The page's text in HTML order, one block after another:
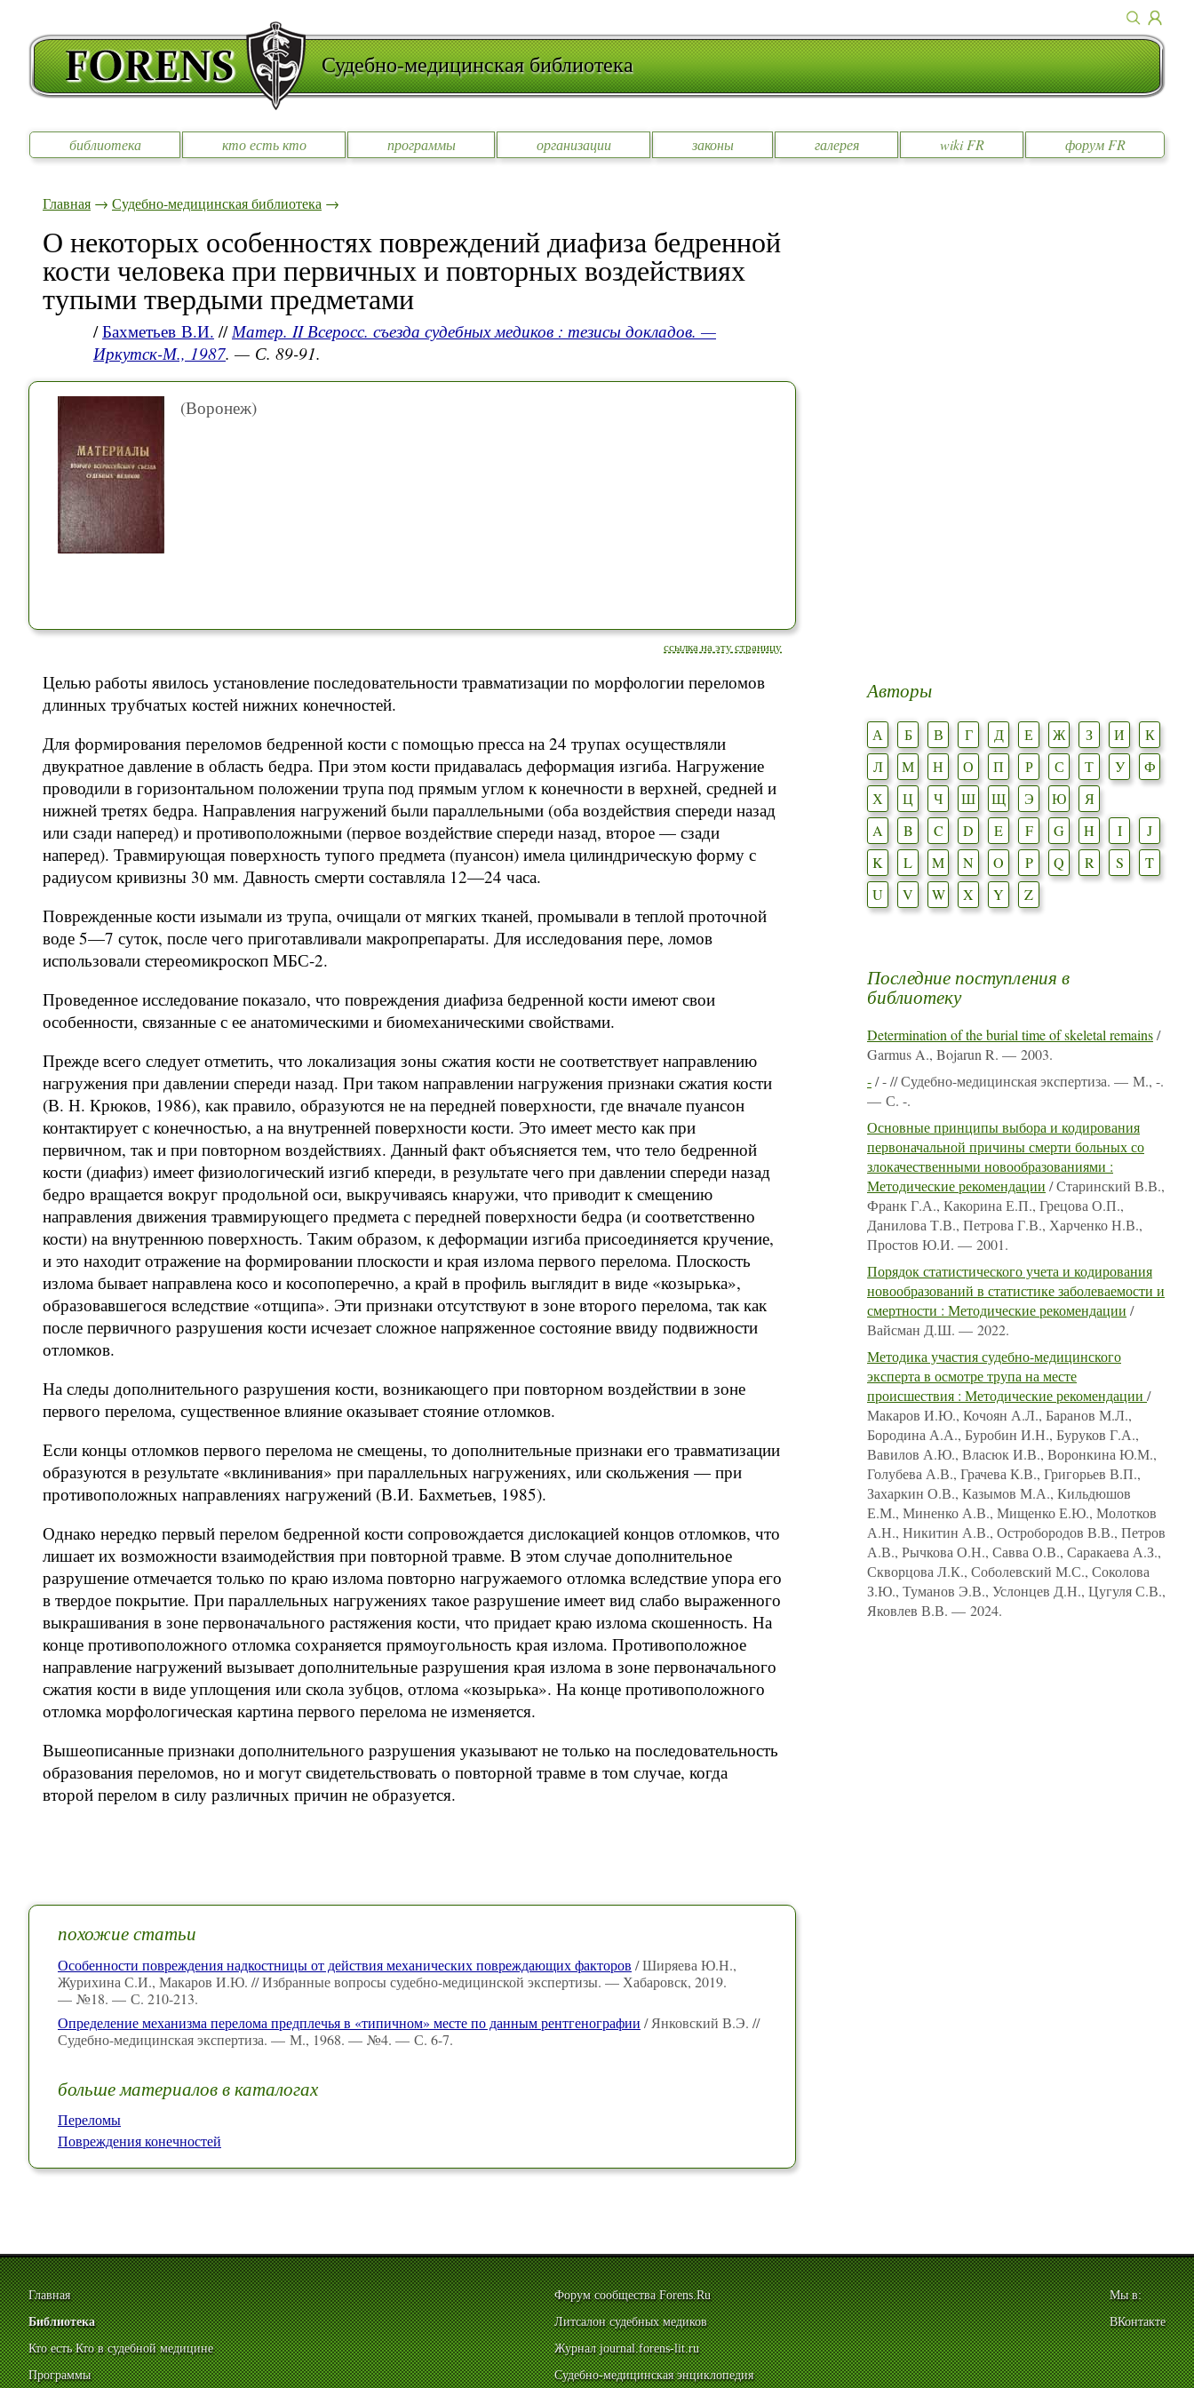
Судебно-медицинская библиотека
библиотека кто есть кто программы организации законы галерея wiki FR форум FR
Главная → Судебно-медицинская библиотека →
О некоторых особенностях повреждений диафиза бедренной
кости человека при первичных и повторных воздействиях
тупыми твердыми предметами
/Бахметьев В.И. //Матер. II Всеросс. съезда судебных медиков : тезисы докладов. —
Иркутск-М., 1987. — С. 89-91.
(Воронеж)
ссылка на эту страницу
Целью работы явилось установление последовательности травматизации по морфологии переломов
длинных трубчатых костей нижних конечностей.
Для формирования переломов бедренной кости с помощью пресса на 24 трупах осуществляли
двукратное давление в область бедра. При этом кости придавалась деформация изгиба. Нагружение
проводили в горизонтальном положении трупа под прямым углом к конечности в верхней, средней и
нижней третях бедра. Направления нагружений были параллельными (оба воздействия спереди назад
или сзади наперед) и противоположными (первое воздействие спереди назад, второе — сзади
наперед). Травмирующая поверхность тупого предмета (пуансон) имела цилиндрическую форму с
радиусом кривизны 30 мм. Давность смерти составляла 12—24 часа.
Поврежденные кости изымали из трупа, очищали от мягких тканей, промывали в теплой проточной
воде 5—7 суток, после чего приготавливали макропрепараты. Для исследования пере, ломов
использовали стереомикроскоп МБС-2.
Проведенное исследование показало, что повреждения диафиза бедренной кости имеют свои
особенности, связанные с ее анатомическими и биомеханическими свойствами.
Прежде всего следует отметить, что локализация зоны сжатия кости не соответствует направлению
нагружения при давлении спереди назад. При таком направлении нагружения признаки сжатия кости
(В. Н. Крюков, 1986), как правило, образуются не на передней поверхности, где вначале пуансон
контактирует с конечностью, а на внутренней поверхности кости. Это имеет место как при
первичном, так и при повторном воздействиях. Данный факт объясняется тем, что тело бедренной
кости (диафиз) имеет физиологический изгиб кпереди, в результате чего при давлении спереди назад
бедро вращается вокруг продольной оси, выкручиваясь кнаружи, что приводит к смещению
направления движения травмирующего предмета с передней поверхности бедра (и соответственно
кости) на внутреннюю поверхность. Таким образом, к деформации изгиба присоединяется кручение,
и это находит отражение на формировании плоскости и края излома первого перелома. Плоскость
излома бывает направлена косо и косопоперечно, а край в профиль выглядит в виде «козырька»,
образовавшегося вследствие «отщипа». Эти признаки отсутствуют в зоне второго перелома, так как
после первичного разрушения кости исчезает сложное напряженное состояние ввиду подвижности
отломков.
На следы дополнительного разрушения кости, возникающего при повторном воздействии в зоне
первого перелома, существенное влияние оказывает стояние отломков.
Если концы отломков первого перелома не смещены, то дополнительные признаки его травматизации
образуются в результате «вклинивания» при параллельных нагружениях, или скольжения — при
противоположных направлениях нагружений (В.И. Бахметьев, 1985).
Однако нередко первый перелом бедренной кости сопровождается дислокацией концов отломков, что
лишает их возможности взаимодействия при повторной травме. В этом случае дополнительное
разрушение отмечается только по краю излома повторно нагружаемого отломка вследствие упора его
в твердое покрытие. При параллельных нагружениях такое разрушение имеет вид слабо выраженного
выкрашивания в зоне первоначального растяжения кости, что придает краю излома скошенность. На
конце противоположного отломка сохраняется прямоугольность края излома. Противоположное
направление нагружений вызывает дополнительные разрушения края излома в зоне первоначального
сжатия кости в виде уплощения или скола зубцов, отлома «козырька». На конце противоположного
отломка морфологическая картина первого перелома не изменяется.
Вышеописанные признаки дополнительного разрушения указывают не только на последовательность
образования переломов, но и могут свидетельствовать о повторной травме в том случае, когда
второй перелом в силу различных причин не образуется.
похожие статьи
Особенности повреждения надкостницы от действия механических повреждающих факторов / Ширяева Ю.Н.,
Журихина С.И., Макаров И.Ю. // Избранные вопросы судебно-медицинской экспертизы. — Хабаровск, 2019.
— №18. — С. 210-213.
Определение механизма перелома предплечья в «типичном» месте по данным рентгенографии / Янковский В.Э. //
Судебно-медицинская экспертиза. — М., 1968. — №4. — С. 6-7.
больше материалов в каталогах
Переломы
Повреждения конечностей
Авторы
А Б В Г Д Е Ж З И
К
Л
М Н О П Р С Т У
Ф
Х
Ц Ч Ш Щ Э Ю
Я
A
B C D E F G H I
J
K
L M N O P Q R S
T
U
V W X Y Z
Последние поступления в
библиотеку
Determination of the burial time of skeletal remains/
Garmus A., Bojarun R. — 2003.
-/ - // Судебно-медицинская экспертиза. — М., -.
— С. -.
Основные принципы выбора и кодирования
первоначальной причины смерти больных со
злокачественными новообразованиями :
Методические рекомендации / Старинский В.В.,
Франк Г.А., Какорина Е.П., Грецова О.П.,
Данилова Т.В., Петрова Г.В., Харченко Н.В.,
Простов Ю.И. — 2001.
Порядок статистического учета и кодирования
новообразований в статистике заболеваемости и
смертности : Методические рекомендации /
Вайсман Д.Ш. — 2022.
Методика участия судебно-медицинского
эксперта в осмотре трупа на месте
происшествия : Методические рекомендации /
Макаров И.Ю., Кочоян А.Л., Баранов М.Л.,
Бородина А.А., Буробин И.Н., Буруков Г.А.,
Вавилов А.Ю., Власюк И.В., Воронкина Ю.М.,
Голубева А.В., Грачева К.В., Григорьев В.П.,
Захаркин О.В., Казымов М.А., Кильдюшов
Е.М., Миненко А.В., Мищенко Е.Ю., Молотков
А.Н., Никитин А.В., Остробородов В.В., Петров
А.В., Рычкова О.Н., Савва О.В., Саракаева А.З.,
Скворцова Л.К., Соболевский М.С., Соколова
З.Ю., Туманов Э.В., Услонцев Д.Н., Цугуля С.В.,
Яковлев В.В. — 2024.
Главная
Библиотека
Кто есть Кто в судебной медицине
Программы
Форум сообщества Forens.Ru
Литсалон судебных медиков
Журнал journal.forens-lit.ru
Судебно-медицинская энциклопедия
Мы в:
ВКонтакте